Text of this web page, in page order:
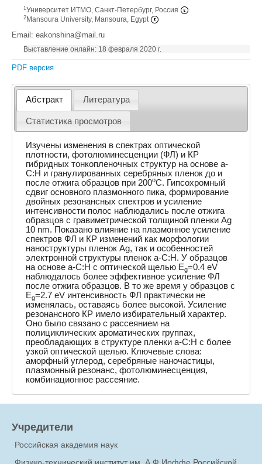
1 Университет ИТМО, Санкт-Петербург, Россия
2 Mansoura University, Mansoura, Egypt
Email: eakonshina@mail.ru
Выставление онлайн: 18 февраля 2020 г.
PDF версия
Абстракт Литература
Статистика просмотров
Изучены изменения в спектрах оптической
плотности, фотолюминесценции (ФЛ) и КР
гибридных тонкопленочных структур на основе a-
C:H и гранулированных серебряных пленок до и
после отжига образцов при 200oC. Гипсохромный
сдвиг основного плазмонного пика, формирование
двойных резонансных спектров и усиление
интенсивности полос наблюдались после отжига
образцов с гравиметрической толщиной пленки Ag
10 nm. Показано влияние на плазмонное усиление
спектров ФЛ и КР изменений как морфологии
наноструктуры пленок Ag, так и особенностей
электронной структуры пленок a-C:H. У образцов
на основе a-C:H с оптической щелью Eg=0.4 eV
наблюдалось более эффективное усиление ФЛ
после отжига образцов. В то же время у образцов с
Eg=2.7 eV интенсивность ФЛ практически не
изменялась, оставаясь более высокой. Усиление
резонансного КР имело избирательный характер.
Оно было связано с рассеянием на
полициклических ароматических группах,
преобладающих в структуре пленки a-C:H с более
узкой оптической щелью. Ключевые слова:
аморфный углерод, серебряные наночастицы,
плазмонный резонанс, фотолюминесценция,
комбинационное рассеяние.
Учредители
Российская академия наук